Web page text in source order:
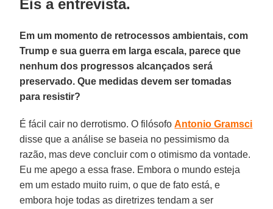
Eis a entrevista.
Em um momento de retrocessos ambientais, com
Trump e sua guerra em larga escala, parece que
nenhum dos progressos alcançados será
preservado. Que medidas devem ser tomadas
para resistir?
É fácil cair no derrotismo. O filósofoAntonio Gramsci
disse que a análise se baseia no pessimismo da
razão, mas deve concluir com o otimismo da vontade.
Eu me apego a essa frase. Embora o mundo esteja
em um estado muito ruim, o que de fato está, e
embora hoje todas as diretrizes tendam a ser